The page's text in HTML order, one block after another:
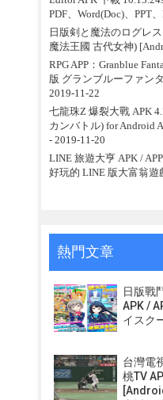
PDF、Word(Doc)、PPT
日版剣と魔法のログレ
魔法王國 古代女神)
RPG APP：Granblue
版 グランブルーファン
2019-11-22
七龍珠Z 爆裂大戰 APK
カンバトル) for Android
- 2019-11-20
LINE 旅遊大亨 APK /
好玩的 LINE 版大富翁遊
熱門文章
日版戰
APK /
イスク
台灣電
桃TV